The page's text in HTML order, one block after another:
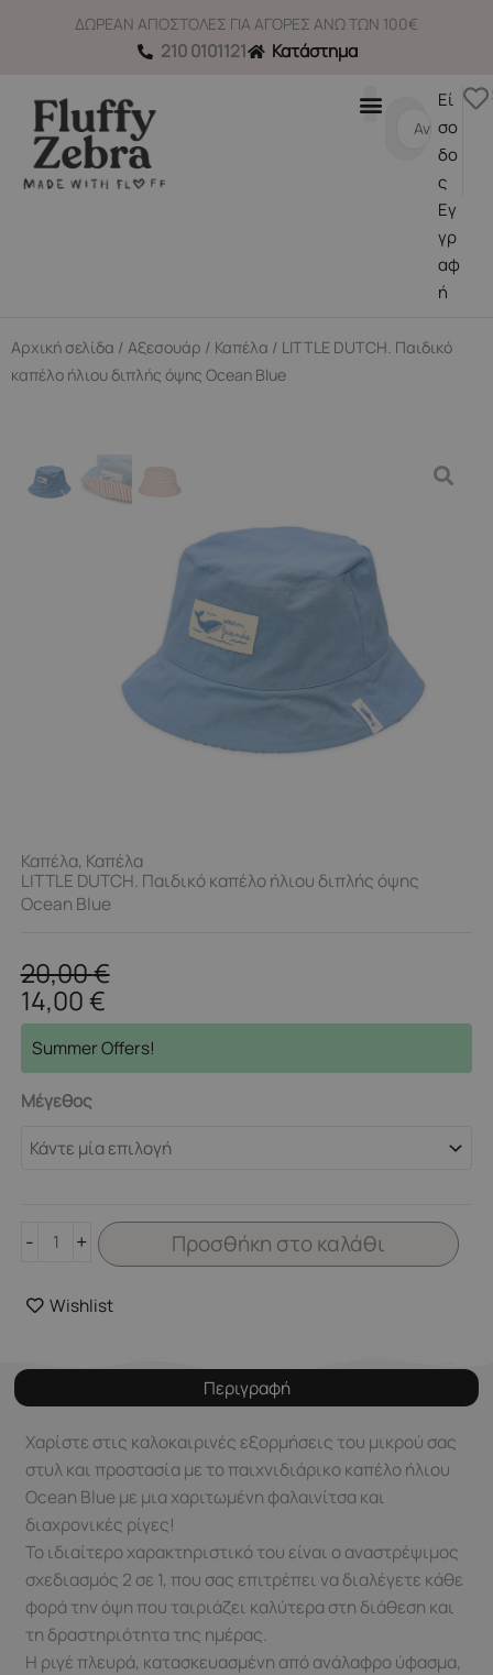
ΔΩΡΕΑΝ ΑΠΟΣΤΟΛΕΣ ΓΙΑ ΑΓΟΡΕΣ ΑΝΩ ΤΩΝ 100€
210 0101121 Κατάστημα
Search
Εί
σο
δο
ς
Εγ
γρ
αφ
ή
Αρχική σελίδα / Αξεσουάρ / Καπέλα / LITTLE DUTCH. Παιδικό
καπέλο ήλιου διπλής όψης Ocean Blue
Καπέλα, Καπέλα
LITTLE DUTCH. Παιδικό καπέλο ήλιου διπλής όψης
Ocean Blue
20,00€
14,00€
Summer Offers!
Μέγεθος
-
LITTLE
Παιδικό
καπέλο
ήλιου
+ Προσθήκη στο καλάθι
Wishlist
Περιγραφή
Χαρίστε στις καλοκαιρινές εξορμήσεις του μικρού σας
στυλ και προστασία με το παιχνιδιάρικο καπέλο ήλιου
Ocean Blue με μια χαριτωμένη φαλαινίτσα και
διαχρονικές ρίγες!
Το ιδιαίτερο χαρακτηριστικό του είναι ο αναστρέψιμος
σχεδιασμός 2 σε 1, που σας επιτρέπει να διαλέγετε κάθε
φορά την όψη που ταιριάζει καλύτερα στη διάθεση και
τη δραστηριότητα της ημέρας.
Η ριγέ πλευρά, κατασκευασμένη από ανάλαφρο ύφασμα,